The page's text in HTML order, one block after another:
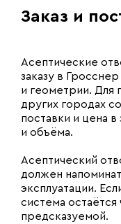
Заказ и
Асептические
заказу в
и геометрии. Для
других городах
поставки и цена
и объёма.
Асептический
должен
эксплуатации.
система
предсказуемой.